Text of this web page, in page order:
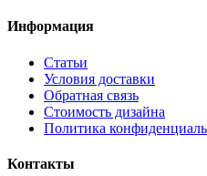
Информация
Статьи
Условия доставки
Обратная связь
Стоимость дизайна
Политика
Контакты